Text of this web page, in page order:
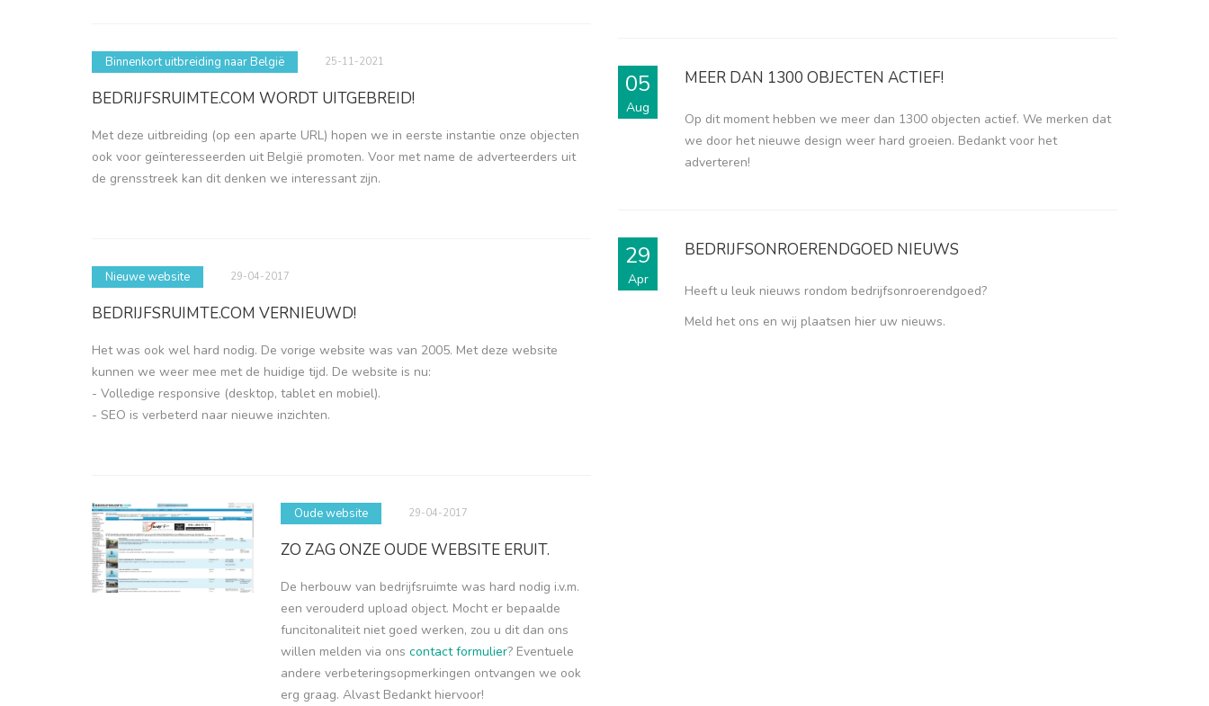
Binnenkort uitbreiding naar België 25-11-2021
BEDRIJFSRUIMTE.COM WORDT UITGEBREID!
Met deze uitbreiding (op een aparte URL) hopen we in eerste instantie onze objecten
ook voor geïnteresseerden uit België promoten. Voor met name de adverteerders uit
de grensstreek kan dit denken we interessant zijn.
Nieuwe website 29-04-2017
BEDRIJFSRUIMTE.COM VERNIEUWD!
Het was ook wel hard nodig. De vorige website was van 2005. Met deze website
kunnen we weer mee met de huidige tijd. De website is nu:
- Volledige responsive (desktop, tablet en mobiel).
- SEO is verbeterd naar nieuwe inzichten.
Oude website 29-04-2017
ZO ZAG ONZE OUDE WEBSITE ERUIT.
De herbouw van bedrijfsruimte was hard nodig i.v.m.
een verouderd upload object. Mocht er bepaalde
funcitonaliteit niet goed werken, zou u dit dan ons
willen melden via ons contact formulier? Eventuele
andere verbeteringsopmerkingen ontvangen we ook
erg graag. Alvast Bedankt hiervoor!
05
Aug
MEER DAN 1300 OBJECTEN ACTIEF!
Op dit moment hebben we meer dan 1300 objecten actief. We merken dat
we door het nieuwe design weer hard groeien. Bedankt voor het
adverteren!
29
Apr
BEDRIJFSONROERENDGOED NIEUWS
Heeft u leuk nieuws rondom bedrijfsonroerendgoed?
Meld het ons en wij plaatsen hier uw nieuws.